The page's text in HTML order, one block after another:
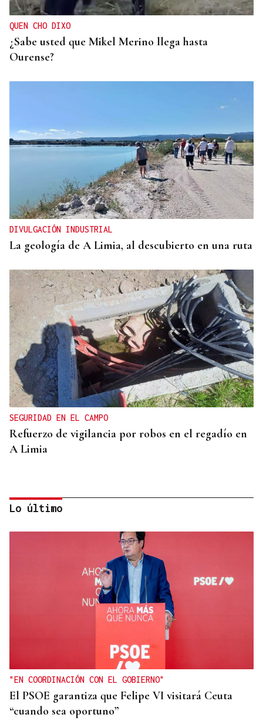
QUEN CHO DIXO
¿Sabe usted que Mikel Merino llega hasta
Ourense?
DIVULGACIÓN INDUSTRIAL
La geología de A Limia, al descubierto en una ruta
SEGURIDAD EN EL CAMPO
Refuerzo de vigilancia por robos en el regadío en
A Limia
A Limia, “zona cero” para o censo das aves galegas
Lo último
"EN COORDINACIÓN CON EL GOBIERNO"
El PSOE garantiza que Felipe VI visitará Ceuta
“cuando sea oportuno”